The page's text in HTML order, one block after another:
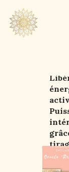
À
MA
BLOG
PANIER